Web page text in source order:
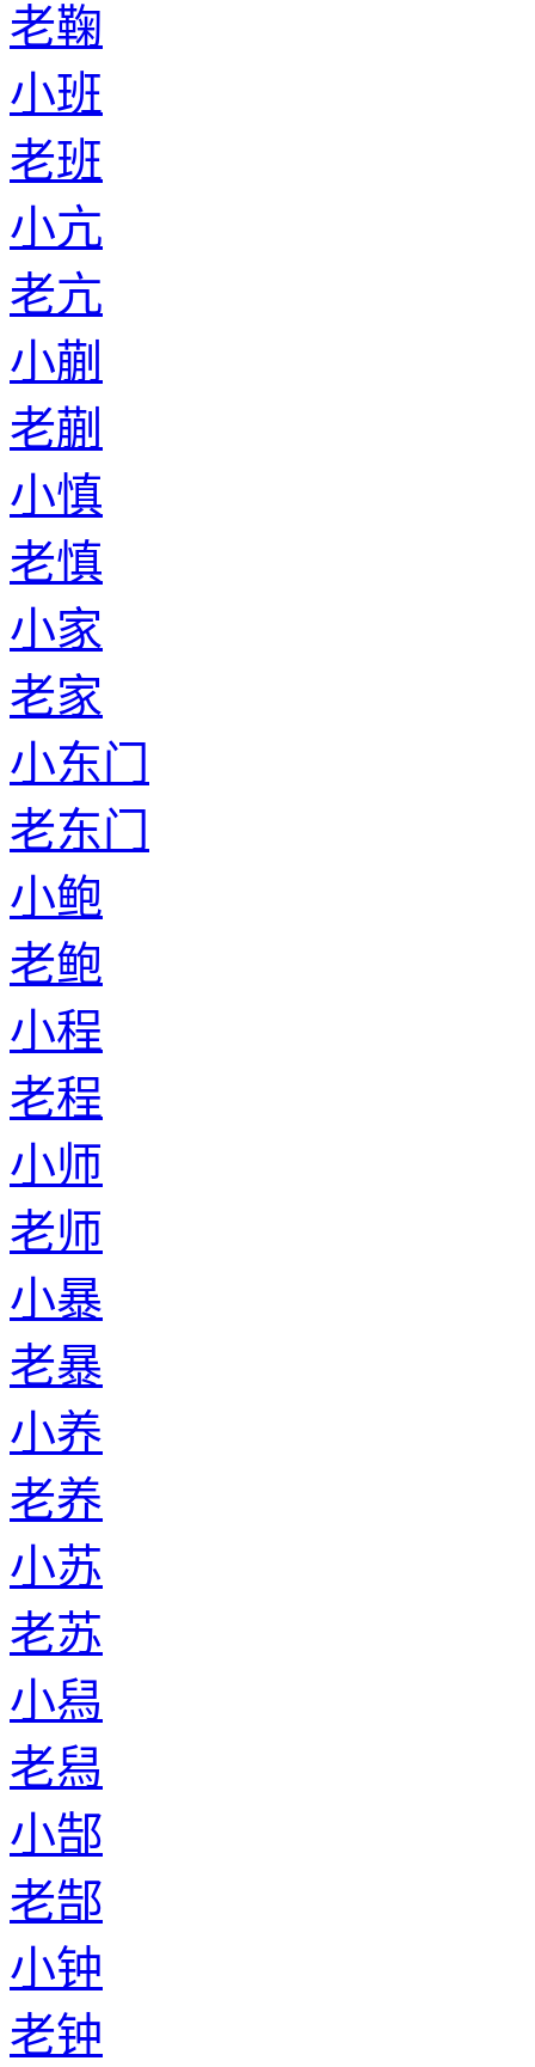
老鞠
小班
老班
小亢
老亢
小蒯
老蒯
小慎
老慎
小家
老家
小东门
老东门
小鲍
老鲍
小程
老程
小师
老师
小暴
老暴
小养
老养
小苏
老苏
小舄
老舄
小郜
老郜
小钟
老钟